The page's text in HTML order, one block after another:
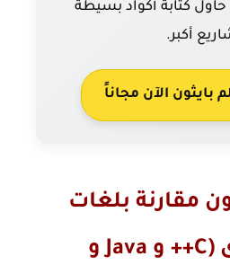
كتابة أكواد بسيطة
أكبر.
بايثون الآن مجاناً
مقارنة بلغات
البرمجة الأخرى (C++ و Java و